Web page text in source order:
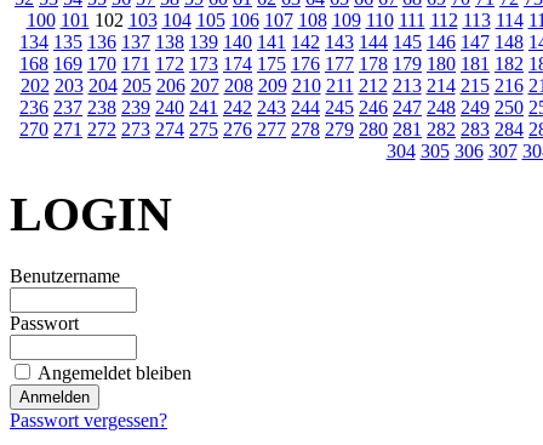
100 101 102 103 104 105 106 107 108 109 110 111 112 113 114
134 135 136 137 138 139 140 141 142 143 144 145 146 147 148
168 169 170 171 172 173 174 175 176 177 178 179 180 181 182
202 203 204 205 206 207 208 209 210 211 212 213 214 215 216
236 237 238 239 240 241 242 243 244 245 246 247 248 249 250
270 271 272 273 274 275 276 277 278 279 280 281 282 283 284
304 305 306 307
LOGIN
Benutzername
Passwort
Angemeldet bleiben
Passwort vergessen?